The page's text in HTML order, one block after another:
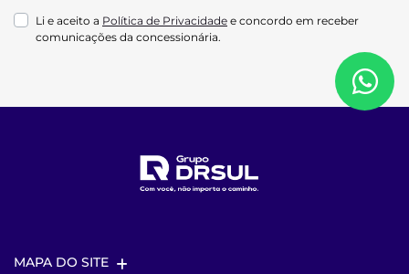
Li e aceito a Política de Privacidade e concordo em receber
comunicações da concessionária.
MAPA DO SITE